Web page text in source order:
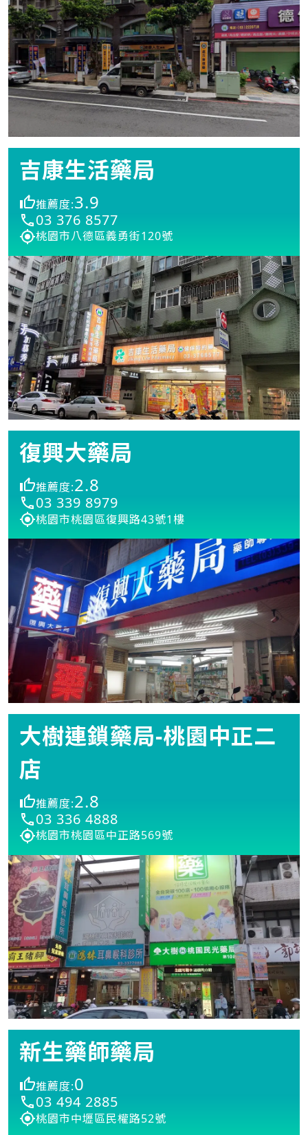
吉康生活藥局
推薦度:3.9
03 376 8577
桃園市八德區義勇街120號
復興大藥局
推薦度:2.8
03 339 8979
桃園市桃園區復興路43號1樓
大樹連鎖藥局-桃園中正二
店
推薦度:2.8
03 336 4888
桃園市桃園區中正路569號
新生藥師藥局
推薦度:0
03 494 2885
桃園市中壢區民權路52號